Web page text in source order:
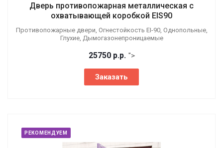
Дверь противопожарная металлическая с
охватывающей коробкой EIS90
Противопожарные двери, Огнестойкость EI-90, Однопольные,
Глухие, Дымогазонепроницаемые
25750 р.р. ">
Заказать
РЕКОМЕНДУЕМ